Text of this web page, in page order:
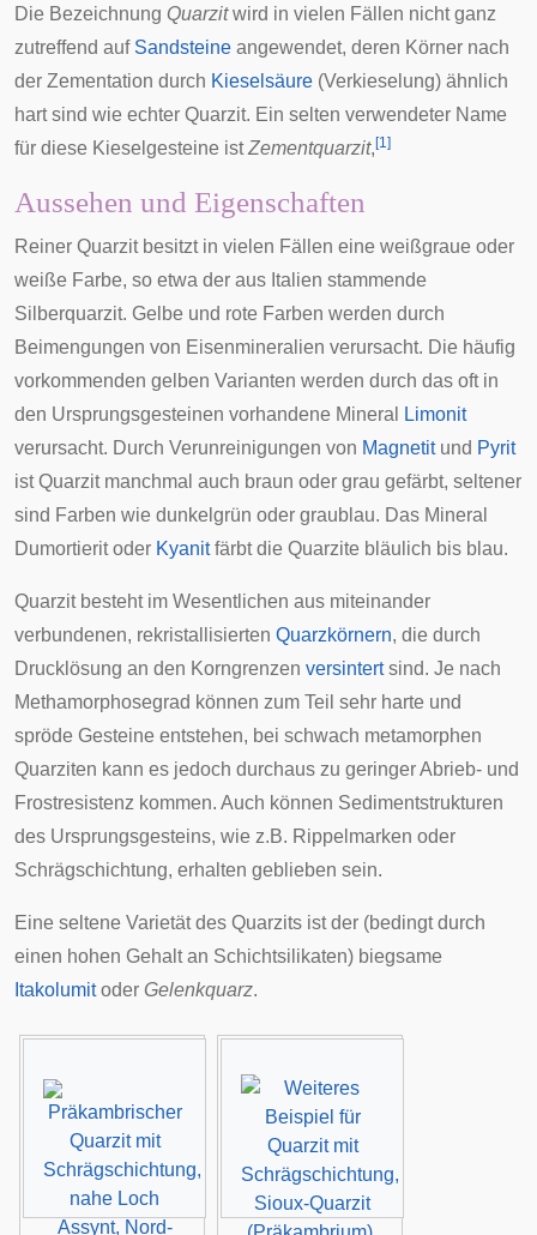
Die Bezeichnung Quarzitwird in vielen Fällen nicht ganz
zutreffend auf Sandsteine angewendet, deren Körner nach
der Zementation durch Kieselsäure (Verkieselung) ähnlich
hart sind wie echter Quarzit. Ein selten verwendeter Name
für diese Kieselgesteine istZementquarzit, [1]
Aussehen und Eigenschaften
Reiner Quarzit besitzt in vielen Fällen eine weißgraue oder
weiße Farbe, so etwa der aus Italien stammende
Silberquarzit. Gelbe und rote Farben werden durch
Beimengungen von Eisenmineralien verursacht. Die häufig
vorkommenden gelben Varianten werden durch das oft in
den Ursprungsgesteinen vorhandene Mineral
Limonit
verursacht. Durch Verunreinigungen von Magnetitund Pyrit
ist Quarzit manchmal auch braun oder grau gefärbt, seltener
sind Farben wie dunkelgrün oder graublau. Das Mineral
Dumortieritoder Kyanitfärbt die Quarzite bläulich bis blau.
Quarzit besteht im Wesentlichen aus miteinander
verbundenen, rekristallisierten Quarzkörnern, die durch
Drucklösung an den Korngrenzen versintertsind. Je nach
Methamorphosegrad können zum Teil sehr harte und
spröde Gesteine entstehen, bei schwach metamorphen
Quarziten kann es jedoch durchaus zu geringer Abrieb- und
Frostresistenz kommen. Auch können Sedimentstrukturen
des Ursprungsgesteins, wie z.B. Rippelmarken oder
Schrägschichtung, erhalten geblieben sein.
Eine seltene Varietät des Quarzits ist der (bedingt durch
einen hohen Gehalt an Schichtsilikaten) biegsame
Itakolumitoder Gelenkquarz.